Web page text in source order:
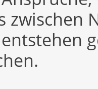
zwischen